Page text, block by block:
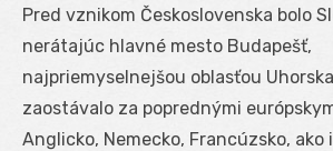
Pred vznikom Československa bolo
nerátajúc hlavné mesto Budapešť,
najpriemyselnejšou oblasťou
zaostávalo za poprednými
Anglicko, Nemecko, Francúzsko, ako